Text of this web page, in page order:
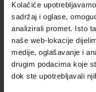
Kolačiće
sadržaj i oglase,
analizirali promet. Isto
naše web-lokacije
medije, oglašavanje i
drugim podacima koje
dok ste upotrebljavali
ŠIFRA OMOTA: 500160
Udžbenik
MOJA ZEMLJA 1;
osnovne škole